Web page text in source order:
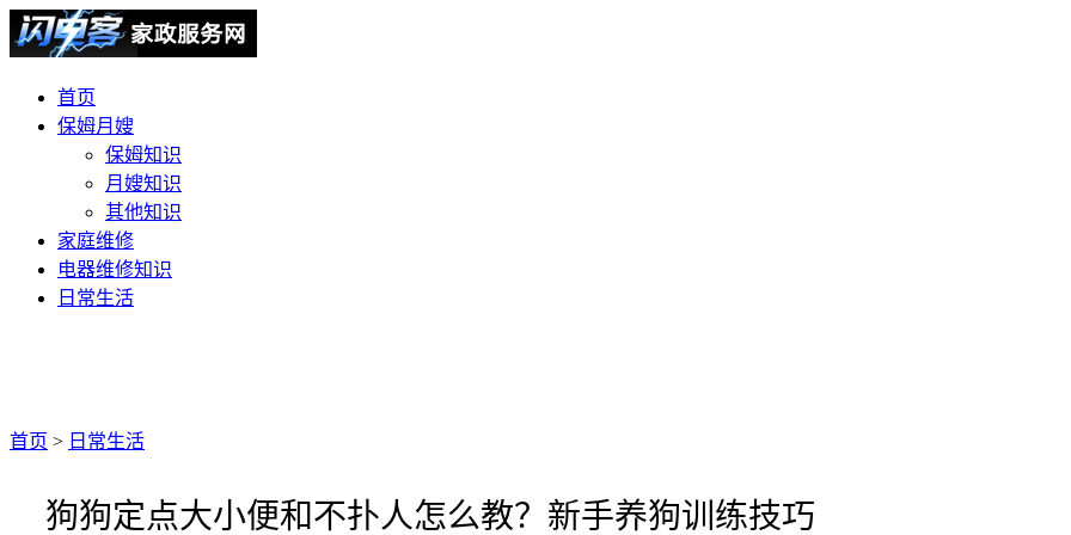
首页
保姆月嫂
保姆知识
月嫂知识
其他知识
家庭维修
电器维修知识
日常生活
首页 > 日常生活
狗狗定点大小便和不扑人怎么教？新手养狗训练技巧